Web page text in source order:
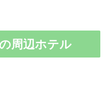
周辺ホテル